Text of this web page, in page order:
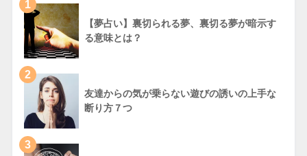
1
【夢占い】裏切られる夢、裏切る夢が暗示す
る意味とは？
2
友達からの気が乗らない遊びの誘いの上手な
断り方７つ
3